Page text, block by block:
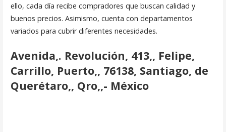
ello, cada día recibe compradores que buscan calidad y
buenos precios. Asimismo, cuenta con departamentos
variados para cubrir diferentes necesidades.
Avenida,. Revolución, 413,, Felipe,
Carrillo, Puerto,, 76138, Santiago, de
Querétaro,, Qro,,- México